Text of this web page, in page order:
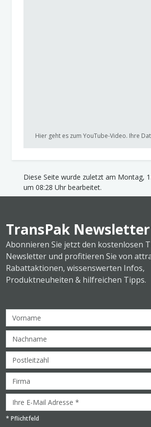
Hier geht es zum YouTube-Video. Ihre
Diese Seite wurde zuletzt am Montag,
um 08:28 Uhr bearbeitet.
TransPak Newsletter
Abonnieren Sie jetzt den kostenlosen
Newsletter und profitieren Sie von
Rabattaktionen, wissenswerten Infos,
Produktneuheiten & hilfreichen Tipps.
* Pflichtfeld